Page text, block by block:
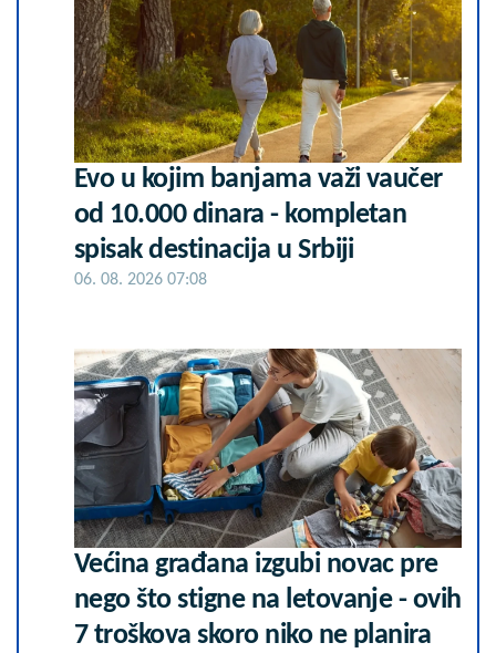
Evo u kojim banjama važi vaučer
od 10.000 dinara - kompletan
spisak destinacija u Srbiji
06. 08. 2026 07:08
Većina građana izgubi novac pre
nego što stigne na letovanje - ovih
7 troškova skoro niko ne planira